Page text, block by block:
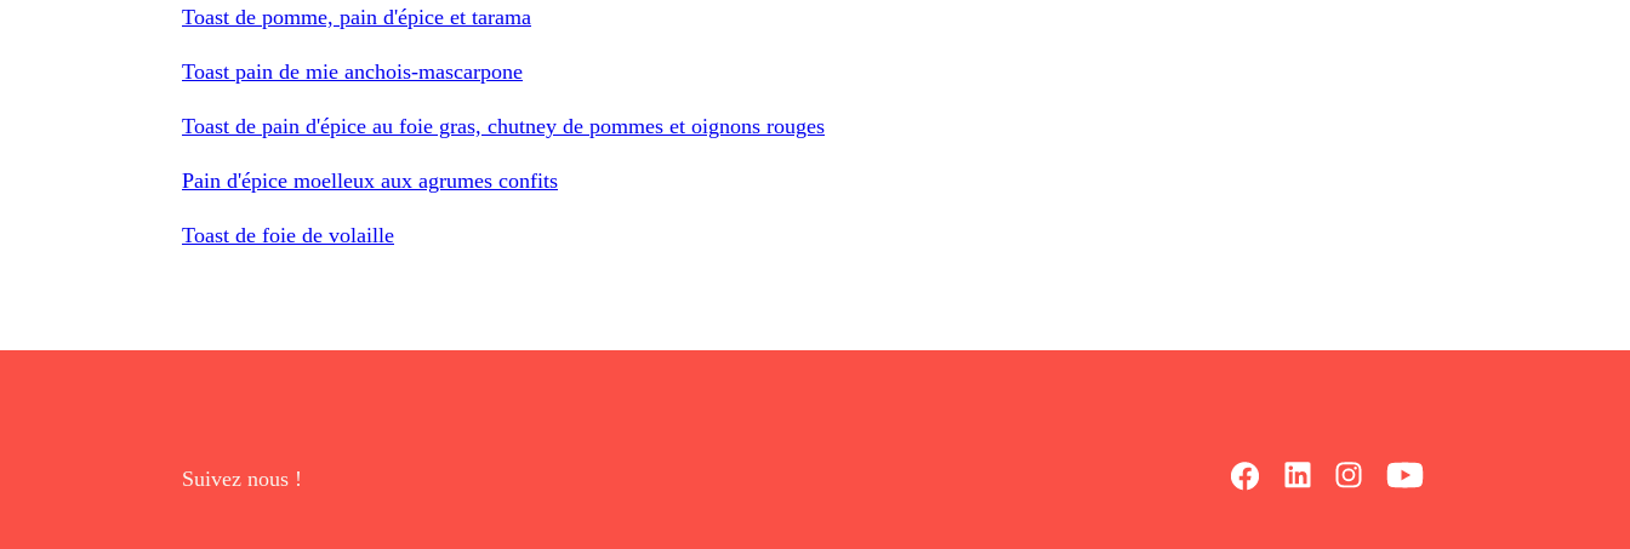
Toast de pomme, pain d'épice et tarama
Toast pain de mie anchois-mascarpone
Toast de pain d'épice au foie gras, chutney de pommes et oignons rouges
Pain d'épice moelleux aux agrumes confits
Toast de foie de volaille
Suivez nous !